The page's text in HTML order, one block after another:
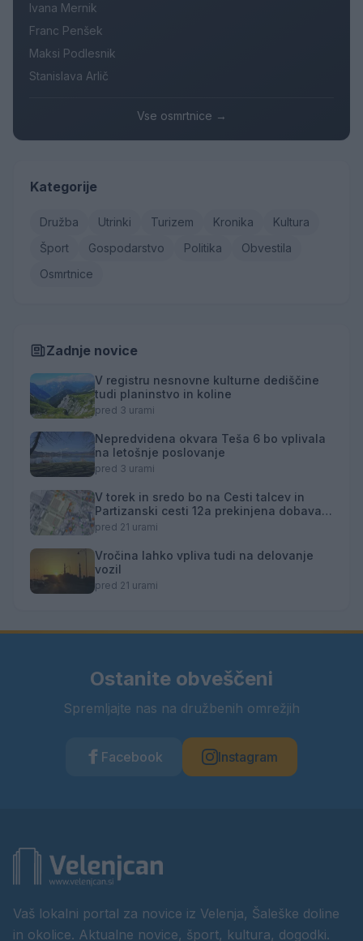
Ivana Mernik
Franc Penšek
Maksi Podlesnik
Stanislava Arlič
Vse osmrtnice →
Kategorije
Družba Utrinki Turizem Kronika
Kultura
Šport
Gospodarstvo Politika
Obvestila
Osmrtnice
Zadnje novice
V registru nesnovne kulturne dediščine
tudi planinstvo in koline
pred 3 urami
Nepredvidena okvara Teša 6 bo vplivala
na letošnje poslovanje
pred 3 urami
V torek in sredo bo na Cesti talcev in
Partizanski cesti 12a prekinjena dobava
toplotne energije
pred 21 urami
Vročina lahko vpliva tudi na delovanje
vozil
pred 21 urami
Ostanite obveščeni
Spremljajte nas na družbenih omrežjih
Facebook Instagram
Vaš lokalni portal za novice iz Velenja, Šaleške doline
in okolice. Aktualne novice, šport, kultura, dogodki.